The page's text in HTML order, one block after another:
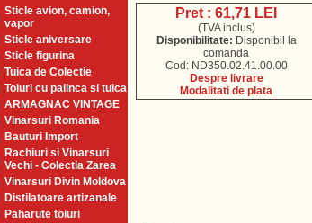
Sticle avion, camion,
vapor
Sticle aniversare
Sticle figurina
Tuica de Colectie
Toiuri cu palinca si tuica
ARMAGNAC VINTAGE
Vinarsuri Romania
Bauturi Import
Rachiuri si Vinarsuri
Vechi - Colectia Zarea
Vinarsuri Divin Moldova
Distilatoare artizanale
Paharute toiuri
Pret : 61,71 LEI
(TVA inclus)
Disponibilitate: Disponibil la
comanda
Cod: ND350.02.41.00.00
Despre livrare
Modalitati de plata